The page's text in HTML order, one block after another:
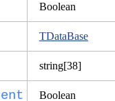
Boolean
TDataBase
string[38]
Boolean